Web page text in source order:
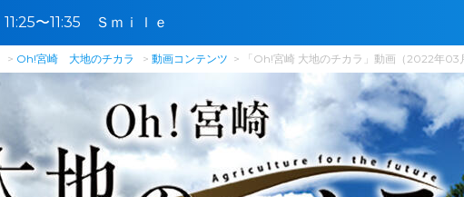
11:25〜11:35 Ｓｍｉｌｅ
Oh!宮崎 大地のチカラ 動画コンテンツ 「Oh!宮崎 大地のチカラ」動画（2022年03